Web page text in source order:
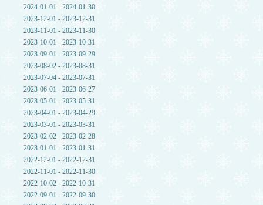
2024-01-01 - 2024-01-30
2023-12-01 - 2023-12-31
2023-11-01 - 2023-11-30
2023-10-01 - 2023-10-31
2023-09-01 - 2023-09-29
2023-08-02 - 2023-08-31
2023-07-04 - 2023-07-31
2023-06-01 - 2023-06-27
2023-05-01 - 2023-05-31
2023-04-01 - 2023-04-29
2023-03-01 - 2023-03-31
2023-02-02 - 2023-02-28
2023-01-01 - 2023-01-31
2022-12-01 - 2022-12-31
2022-11-01 - 2022-11-30
2022-10-02 - 2022-10-31
2022-09-01 - 2022-09-30